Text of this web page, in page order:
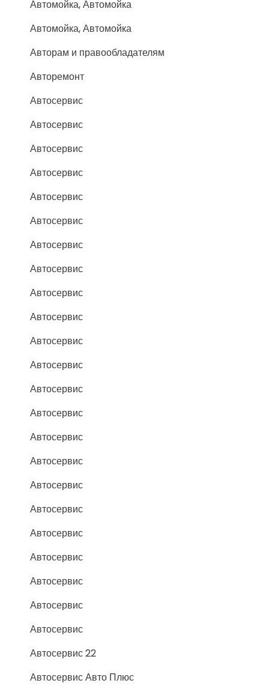
Автомойка, Автомойка
Автомойка, Автомойка
Авторам и правообладателям
Авторемонт
Автосервис
Автосервис
Автосервис
Автосервис
Автосервис
Автосервис
Автосервис
Автосервис
Автосервис
Автосервис
Автосервис
Автосервис
Автосервис
Автосервис
Автосервис
Автосервис
Автосервис
Автосервис
Автосервис
Автосервис
Автосервис
Автосервис
Автосервис
Автосервис 22
Автосервис Авто Плюс